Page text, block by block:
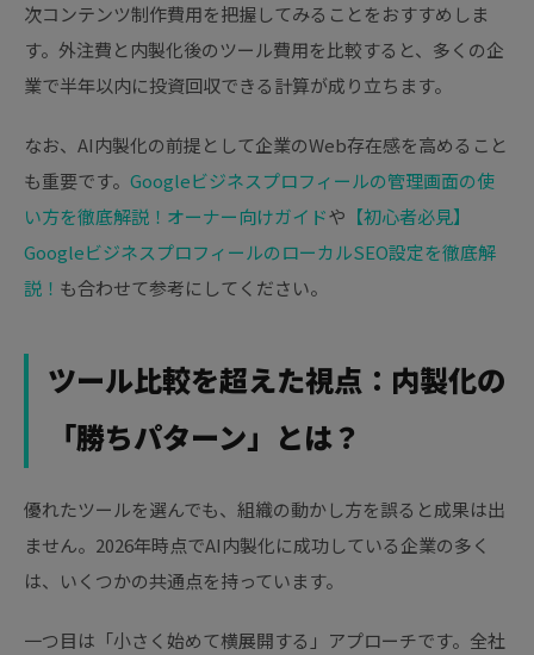
次コンテンツ制作費用を把握してみることをおすすめしま
す。外注費と内製化後のツール費用を比較すると、多くの企
業で半年以内に投資回収できる計算が成り立ちます。
なお、AI内製化の前提として企業のWeb存在感を高めること
も重要です。 Googleビジネスプロフィールの管理画面の使
い方を徹底解説！オーナー向けガイドや 【初心者必見】
GoogleビジネスプロフィールのローカルSEO設定を徹底解
説！ も合わせて参考にしてください。
ツール比較を超えた視点：内製化の
「勝ちパターン」とは？
優れたツールを選んでも、組織の動かし方を誤ると成果は出
ません。2026年時点でAI内製化に成功している企業の多く
は、いくつかの共通点を持っています。
一つ目は「小さく始めて横展開する」アプローチです。全社